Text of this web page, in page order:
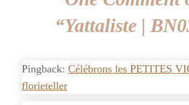
“Yattaliste |
Pingback: Célébrons les PETITES
florieteller